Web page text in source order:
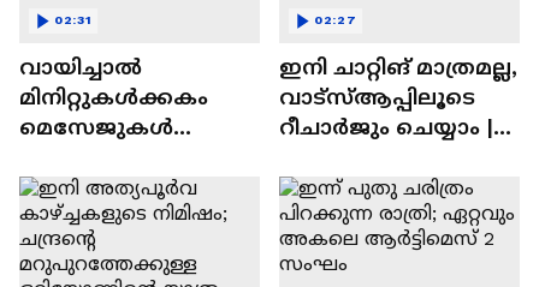
വായിച്ചാൽ
മിനിറ്റുകൾക്കകം
മെസേജുകള്‍
WhatsApp | Tech Talk
02:31
ഇനി ചാറ്റിങ് മാത്രമല്ല,
വാട്‌സ്‌ആപ്പിലൂടെ
റീചാർജും ചെയ്യാം |
Tech Talk
02:27